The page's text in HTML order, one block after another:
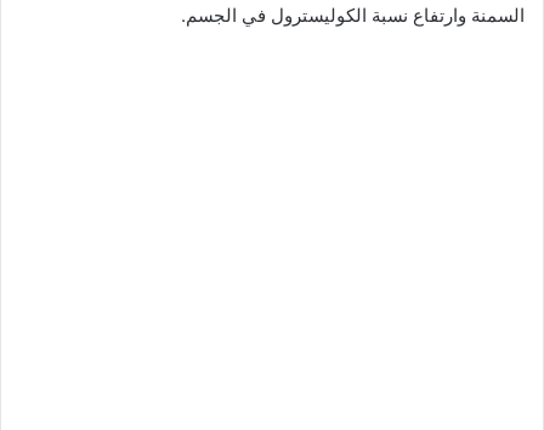
السمنة وارتفاع نسبة الكوليسترول في الجسم.